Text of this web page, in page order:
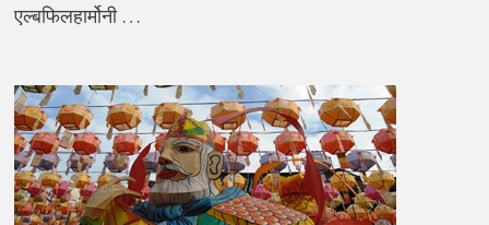
एल्बफिलहार्मोनी …